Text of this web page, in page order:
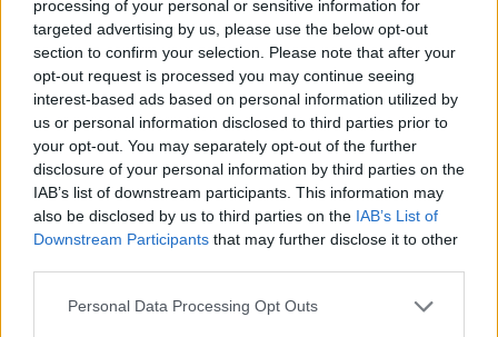
processing of your personal or sensitive information for
targeted advertising by us, please use the below opt-out
section to confirm your selection. Please note that after your
opt-out request is processed you may continue seeing
interest-based ads based on personal information utilized by
us or personal information disclosed to third parties prior to
your opt-out. You may separately opt-out of the further
disclosure of your personal information by third parties on the
IAB’s list of downstream participants. This information may
also be disclosed by us to third parties on the IAB’s List of
Downstream Participants that may further disclose it to other
Personal Data Processing Opt Outs
λειτουργεί κανονικά τον Νοέμβριο του 2028
12:18
ΕΛΛΑΔΑ
Χωρίς τις αισθήσεις της ανασύρθηκε 53χρονη
από ακάλυπτο πολυκατοικίας
12:09
ΣΠΙΤΙ
Έφτασε το τέλος των φούρνων μικροκυμάτων;
12:00
GOSSIP - LIFESTYLE
Όλες οι ειδήσεις
ΠΕΡΙΣΣΟΤΕΡΑ